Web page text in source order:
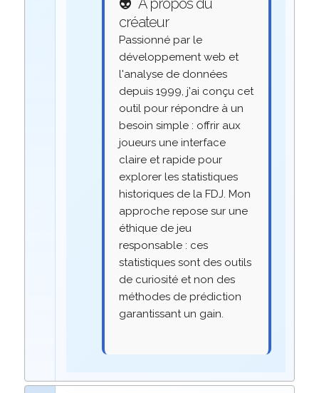
créateur
Passionné par le
développement web et
l'analyse de données
depuis 1999, j'ai conçu cet
outil pour répondre à un
besoin simple : offrir aux
joueurs une interface
claire et rapide pour
explorer les statistiques
historiques de la FDJ. Mon
approche repose sur une
éthique de jeu
responsable : ces
statistiques sont des outils
de curiosité et non des
méthodes de prédiction
garantissant un gain.